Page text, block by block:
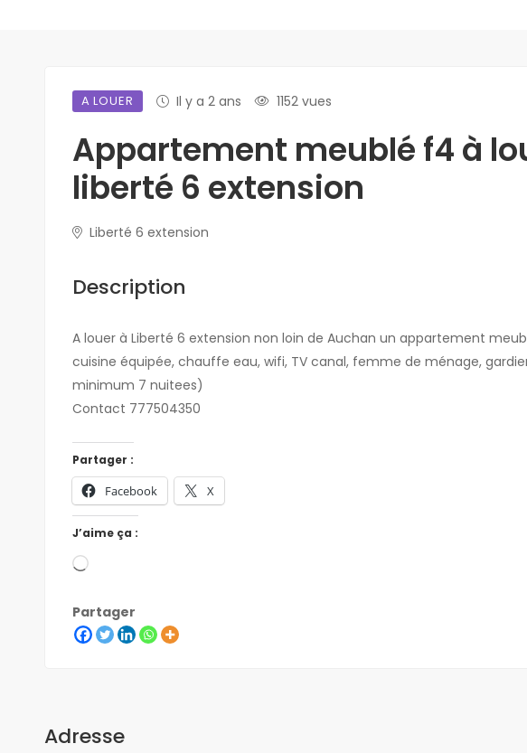
A LOUER Il y a 2 ans 1152 vues
Appartement meublé f4 à
liberté 6 extension
Liberté 6 extension
Description
A louer à Liberté 6 extension non loin de Auchan un appartement
cuisine équipée, chauffe eau, wifi, TV canal, femme de ménage,
minimum 7 nuitees)
Contact 777504350
Partager :
Facebook X
J’aime ça :
Partager
Adresse